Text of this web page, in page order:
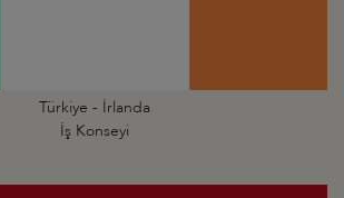
Türkiye - İrlanda
İş Konseyi